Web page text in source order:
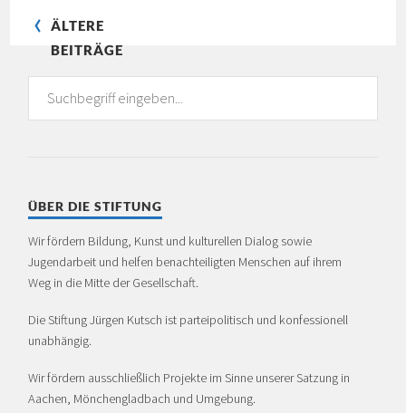
ÄLTERE
BEITRÄGE
ÜBER DIE STIFTUNG
Wir fördern Bildung, Kunst und kulturellen Dialog sowie
Jugendarbeit und helfen benachteiligten Menschen auf ihrem
Weg in die Mitte der Gesellschaft.
Die Stiftung Jürgen Kutsch ist partei­politisch und konfessionell
unabhängig.
Wir fördern ausschließlich Projekte im Sinne unserer Satzung in
Aachen, Mönchen­glad­bach und Umgebung.